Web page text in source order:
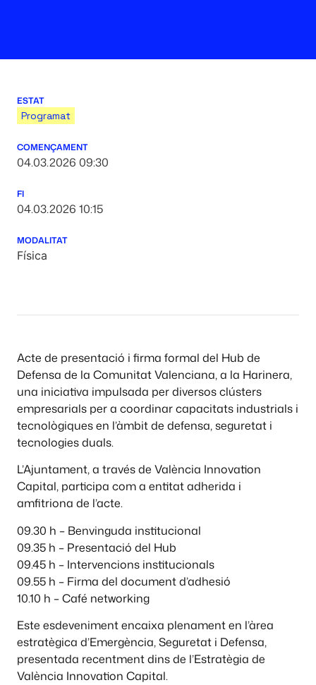
ESTAT
Programat
COMENÇAMENT
04.03.2026 09:30
FI
04.03.2026 10:15
MODALITAT
Física
Acte de presentació i firma formal del Hub de
Defensa de la Comunitat Valenciana, a la Harinera,
una iniciativa impulsada per diversos clústers
empresarials per a coordinar capacitats industrials i
tecnològiques en l’àmbit de defensa, seguretat i
tecnologies duals.
L’Ajuntament, a través de València Innovation
Capital, participa com a entitat adherida i
amfitriona de l’acte.
09.30 h – Benvinguda institucional
09.35 h – Presentació del Hub
09.45 h – Intervencions institucionals
09.55 h – Firma del document d’adhesió
10.10 h – Café networking
Este esdeveniment encaixa plenament en l’àrea
estratègica d’Emergència, Seguretat i Defensa,
presentada recentment dins de l’Estratègia de
València Innovation Capital.